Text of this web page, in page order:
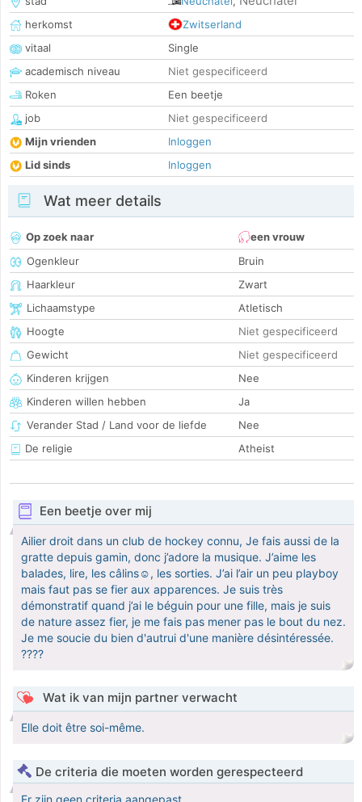
herkomst
Zwitserland
vitaal
Single
academisch niveau
Niet gespecificeerd
Roken
Een beetje
job
Niet gespecificeerd
Mijn vrienden
Inloggen
Lid sinds
Inloggen
Wat meer details
Op zoek naar
een vrouw
Ogenkleur
Bruin
Haarkleur
Zwart
Lichaamstype
Atletisch
Hoogte
Niet gespecificeerd
Gewicht
Niet gespecificeerd
Kinderen krijgen
Nee
Kinderen willen hebben
Ja
Verander Stad / Land voor de liefde
Nee
De religie
Atheist
Een beetje over mij
Ailier droit dans un club de hockey connu, Je fais aussi de la
gratte depuis gamin, donc j’adore la musique. J’aime les
balades, lire, les câlins☺️, les sorties. J’ai l’air un peu playboy
mais faut pas se fier aux apparences. Je suis très
démonstratif quand j’ai le béguin pour une fille, mais je suis
de nature assez fier, je me fais pas mener pas le bout du nez.
Je me soucie du bien d'autrui d'une manière désintéressée.
????
Wat ik van mijn partner verwacht
Elle doit être soi-même.
De criteria die moeten worden gerespecteerd